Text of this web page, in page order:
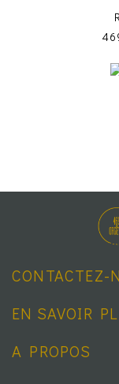
CONTACTEZ-
EN SAVOIR
A PROPOS